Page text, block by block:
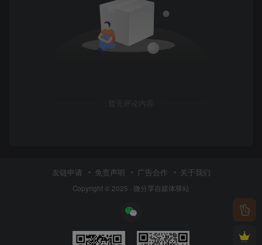
暂无评论内容
友链申请 免责声明 广告合作 关于我们
Copyright © 2025 · 微分享自媒体驿站